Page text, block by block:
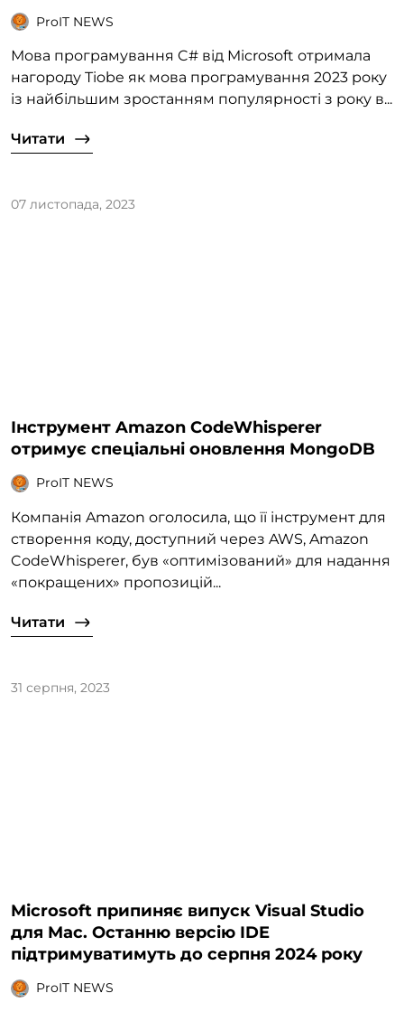
ProIT NEWS
Мова програмування C# від Microsoft отримала
нагороду Tiobe як мова програмування 2023 року
із найбільшим зростанням популярності з року в...
Читати
07 листопада, 2023
Інструмент Amazon CodeWhisperer
отримує спеціальні оновлення MongoDB
ProIT NEWS
Компанія Amazon оголосила, що її інструмент для
створення коду, доступний через AWS, Amazon
CodeWhisperer, був «оптимізований» для надання
«покращених» пропозицій...
Читати
31 серпня, 2023
Microsoft припиняє випуск Visual Studio
для Mac. Останню версію IDE
підтримуватимуть до серпня 2024 року
ProIT NEWS